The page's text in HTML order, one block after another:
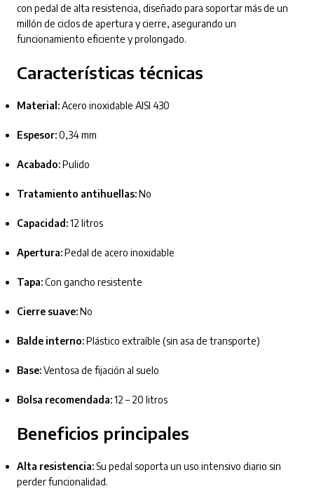
con pedal de alta resistencia, diseñado para soportar más de un
millón de ciclos de apertura y cierre, asegurando un
funcionamiento eficiente y prolongado.
Características técnicas
Material:Acero inoxidable AISI 430
Espesor:0,34 mm
Acabado:Pulido
Tratamiento antihuellas:No
Capacidad:12 litros
Apertura:Pedal de acero inoxidable
Tapa:Con gancho resistente
Cierre suave:No
Balde interno:Plástico extraíble (sin asa de transporte)
Base:Ventosa de fijación al suelo
Bolsa recomendada:12 – 20 litros
Beneficios principales
Alta resistencia:Su pedal soporta un uso intensivo diario sin
perder funcionalidad.